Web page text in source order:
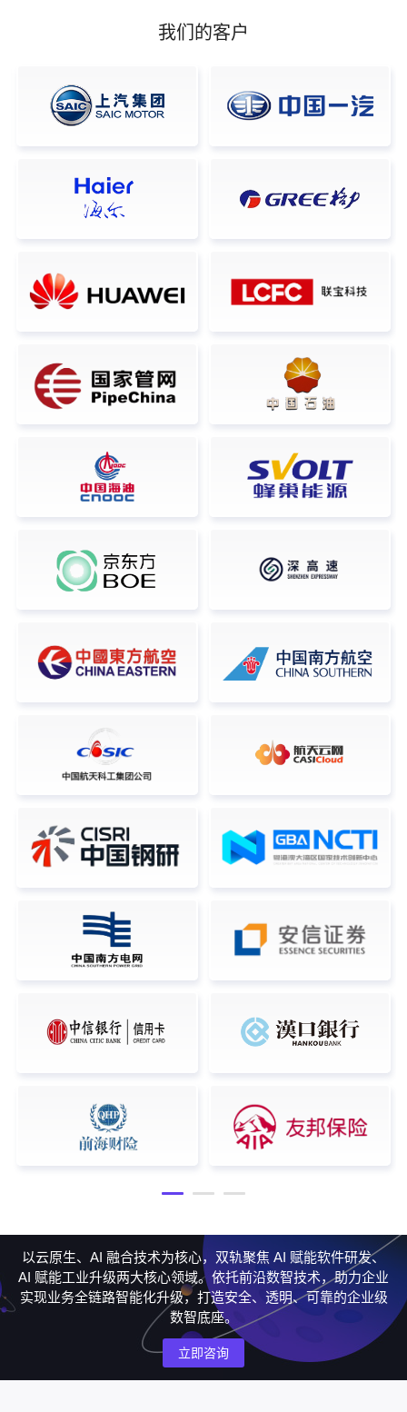
我们的客户
以云原生、AI 融合技术为核心，双轨聚焦 AI 赋能软件研发、
AI 赋能工业升级两大核心领域。依托前沿数智技术，助力企业
实现业务全链路智能化升级，打造安全、透明、可靠的企业级
数智底座。
立即咨询